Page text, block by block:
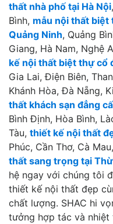
thất nhà phố tại Hà Nội
Bình, mẫu nội thất biệt
Quảng Ninh, Quảng
Giang, Hà Nam, Nghệ
kế nội thất biệt thự cổ
Gia Lai, Điện Biên,
Khánh Hòa, Đà Nẵng,
thất khách sạn đẳng
Bình Định, Hòa Bình,
Tàu, thiết kế nội thất
Phúc, Cần Thơ, Cà
thất sang trọng tại
hệ ngay với chúng tôi
thiết kế nội thất đẹp
chất lượng. SHAC hi
tưởng hợp tác và nhiệt